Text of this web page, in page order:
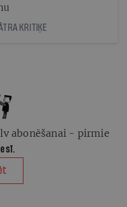
KRITIĶE
abonēšanai - pirmie